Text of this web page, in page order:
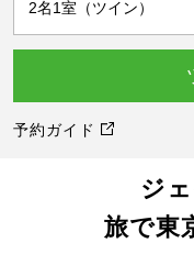
予約ガイド
ジ
旅で東